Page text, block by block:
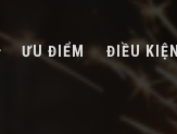
ƯU ĐIỂM ĐIỀU KIỆN